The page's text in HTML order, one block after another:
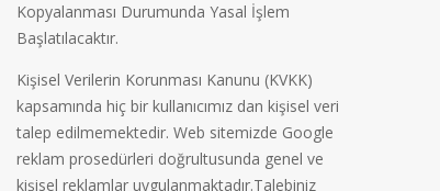
Kopyalanması Durumunda Yasal İşlem
Başlatılacaktır.
Kişisel Verilerin Korunması Kanunu (KVKK)
kapsamında hiç bir kullanıcımız dan kişisel veri
talep edilmemektedir. Web sitemizde Google
reklam prosedürleri doğrultusunda genel ve
kişisel reklamlar uygulanmaktadır.Talebiniz